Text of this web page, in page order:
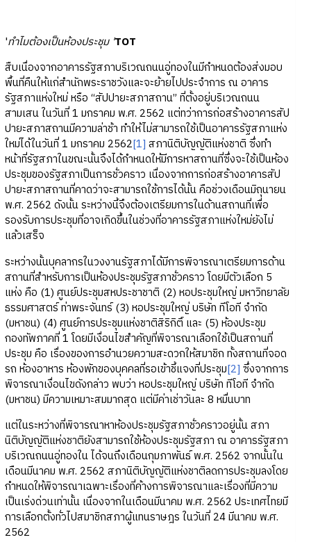
'ทำไมต้องเป็นห้องประชุม 'TOT
สืบเนื่องจากอาคารรัฐสภาบริเวณถนนอู่ทองในมีกำหนดต้องส่งมอบ
พื้นที่คืนให้แก่สำนักพระราชวังและจะย้ายไปประจำการ ณ อาคาร
รัฐสภาแห่งใหม่ หรือ “สัปปายะสภาสถาน” ที่ตั้งอยู่บริเวณถนน
สามเสน ในวันที่ 1 มกราคม พ.ศ. 2562 แต่ทว่าการก่อสร้างอาคารสัป
ปายะสภาสถานมีความล่าช้า ทำให้ไม่สามารถใช้เป็นอาคารรัฐสภาแห่ง
ใหม่ได้ในวันที่ 1 มกราคม 2562[1] สภานิติบัญญัติแห่งชาติ ซึ่งทำ
หน้าที่รัฐสภาในขณะนั้นจึงได้กำหนดให้มีการหาสถานที่ซึ่งจะใช้เป็นห้อง
ประชุมของรัฐสภาเป็นการชั่วคราว เนื่องจากการก่อสร้างอาคารสัป
ปายะสภาสถานที่คาดว่าจะสามารถใช้การได้นั้น คือช่วงเดือนมิถุนายน
พ.ศ. 2562 ดังนั้น ระหว่างนี้จึงต้องเตรียมการในด้านสถานที่เพื่อ
รองรับการประชุมที่อาจเกิดขึ้นในช่วงที่อาคารรัฐสภาแห่งใหม่ยังไม่
แล้วเสร็จ
ระหว่างนั้นบุคลากรในวงงานรัฐสภาได้มีการพิจารณาเตรียมการด้าน
สถานที่สำหรับการเป็นห้องประชุมรัฐสภาชั่วคราว โดยมีตัวเลือก 5
แห่ง คือ (1) ศูนย์ประชุมสหประชาชาติ (2) หอประชุมใหญ่ มหาวิทยาลัย
ธรรมศาสตร์ ท่าพระจันทร์ (3) หอประชุมใหญ่ บริษัท ทีโอที จำกัด
(มหาชน) (4) ศูนย์การประชุมแห่งชาติสิริกิติ์ และ (5) ห้องประชุม
กองทัพภาคที่ 1 โดยมีเงื่อนไขสำคัญที่พิจารณาเลือกใช้เป็นสถานที่
ประชุม คือ เรื่องของการอำนวยความสะดวกให้สมาชิก ทั้งสถานที่จอด
รถ ห้องอาหาร ห้องพักของบุคคลที่รอเข้าชี้แจงที่ประชุม[2] ซึ่งจากการ
พิจารณาเงื่อนไขดังกล่าว พบว่า หอประชุมใหญ่ บริษัท ทีโอที จำกัด
(มหาชน) มีความเหมาะสมมากสุด แต่มีค่าเช่าวันละ 8 หมื่นบาท
แต่ในระหว่างที่พิจารณาหาห้องประชุมรัฐสภาชั่วคราวอยู่นั้น สภา
นิติบัญญัติแห่งชาติยังสามารถใช้ห้องประชุมรัฐสภา ณ อาคารรัฐสภา
บริเวณถนนอู่ทองใน ได้จนถึงเดือนกุมภาพันธ์ พ.ศ. 2562 จากนั้นใน
เดือนมีนาคม พ.ศ. 2562 สภานิติบัญญัติแห่งชาติลดการประชุมลงโดย
กำหนดให้พิจารณาเฉพาะเรื่องที่ค้างการพิจารณาและเรื่องที่มีความ
เป็นเร่งด่วนเท่านั้น เนื่องจากในเดือนมีนาคม พ.ศ. 2562 ประเทศไทยมี
การเลือกตั้งทั่วไปสมาชิกสภาผู้แทนราษฎร ในวันที่ 24 มีนาคม พ.ศ.
2562